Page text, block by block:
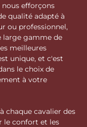
efforçons
qualité adapté à
ou professionnel,
large gamme de
meilleures
unique, et c'est
le choix de
à votre
chaque cavalier des
le confort et les